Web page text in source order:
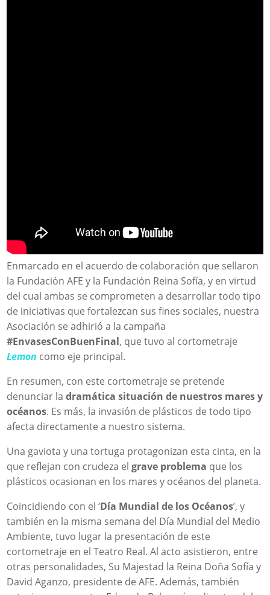
Enmarcado en el acuerdo de colaboración que sellaron
la Fundación AFE y la Fundación Reina Sofía, y en virtud
del cual ambas se comprometen a desarrollar todo tipo
de iniciativas que fortalezcan sus fines sociales, nuestra
Asociación se adhirió a la campaña
#EnvasesConBuenFinal, que tuvo al cortometraje
Lemon como eje principal.
En resumen, con este cortometraje se pretende
denunciar ladramática situación de nuestros mares y
océanos. Es más, la invasión de plásticos de todo tipo
afecta directamente a nuestro sistema.
Una gaviota y una tortuga protagonizan esta cinta, en la
que reflejan con crudeza elgrave problema que los
plásticos ocasionan en los mares y océanos del planeta.
Coincidiendo con el ‘Día Mundial de los Océanos’, y
también en la misma semana del Día Mundial del Medio
Ambiente, tuvo lugar la presentación de este
cortometraje en el Teatro Real. Al acto asistieron, entre
otras personalidades, Su Majestad la Reina Doña Sofía y
David Aganzo, presidente de AFE. Además, también